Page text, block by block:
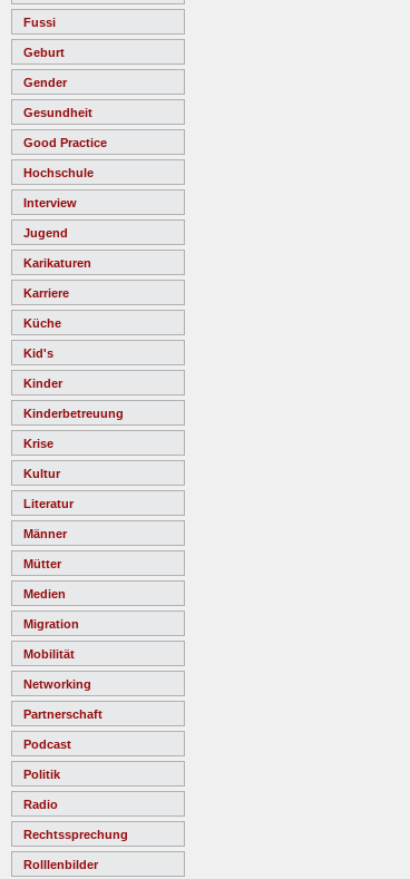
Fussi
Geburt
Gender
Gesundheit
Good Practice
Hochschule
Interview
Jugend
Karikaturen
Karriere
Küche
Kid's
Kinder
Kinderbetreuung
Krise
Kultur
Literatur
Männer
Mütter
Medien
Migration
Mobilität
Networking
Partnerschaft
Podcast
Politik
Radio
Rechtssprechung
Rolllenbilder